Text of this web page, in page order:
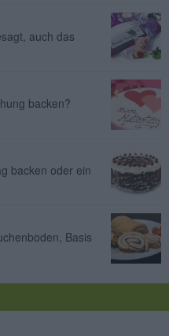
auch das
backen?
backen oder ein
Basis